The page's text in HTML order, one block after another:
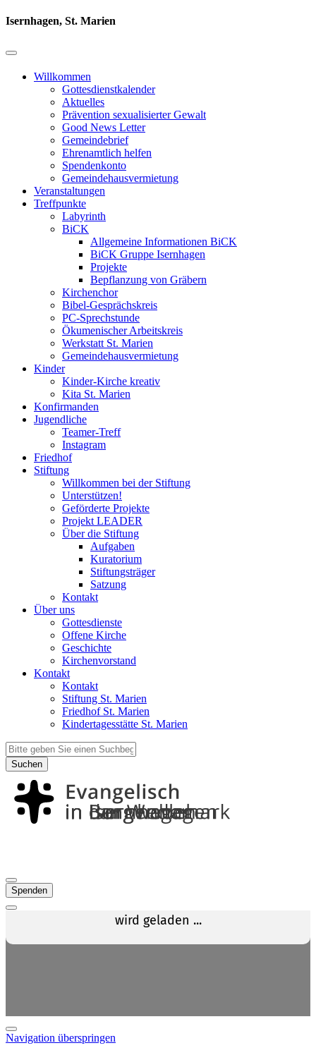
Isernhagen, St. Marien
Willkommen
Gottesdienstkalender
Aktuelles
Prävention sexualisierter Gewalt
Good News Letter
Gemeindebrief
Ehrenamtlich helfen
Spendenkonto
Gemeindehausvermietung
Veranstaltungen
Treffpunkte
Labyrinth
BiCK
Allgemeine Informationen BiCK
BiCK Gruppe Isernhagen
Projekte
Bepflanzung von Gräbern
Kirchenchor
Bibel-Gesprächskreis
PC-Sprechstunde
Ökumenischer Arbeitskreis
Werkstatt St. Marien
Gemeindehausvermietung
Kinder
Kinder-Kirche kreativ
Kita St. Marien
Konfirmanden
Jugendliche
Teamer-Treff
Instagram
Friedhof
Stiftung
Willkommen bei der Stiftung
Unterstützen!
Geförderte Projekte
Projekt LEADER
Über die Stiftung
Aufgaben
Kuratorium
Stiftungsträger
Satzung
Kontakt
Über uns
Gottesdienste
Offene Kirche
Geschichte
Kirchenvorstand
Kontakt
Kontakt
Stiftung St. Marien
Friedhof St. Marien
Kindertagesstätte St. Marien
Suchen
Spenden
Navigation überspringen